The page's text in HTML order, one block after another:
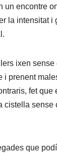
un encontre
la intensitat i
ixen
i prenent
fet que
cistella sense
que